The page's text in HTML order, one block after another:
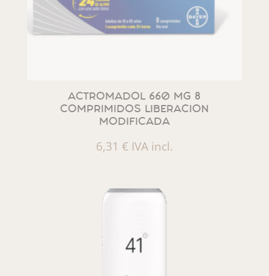
ACTROMADOL 660 MG 8
COMPRIMIDOS LIBERACION
MODIFICADA
6,31 € IVA incl.